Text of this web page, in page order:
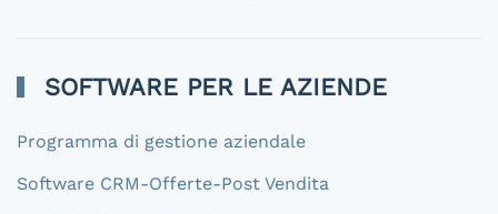
SOFTWARE PER LE AZIENDE
Programma di gestione aziendale
Software CRM-Offerte-Post Vendita